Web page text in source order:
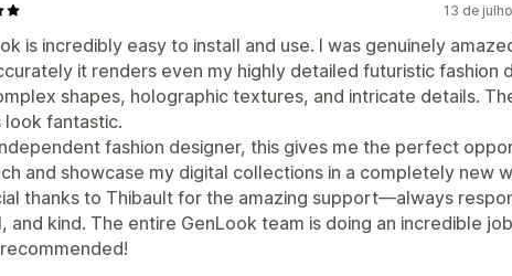
13 de
is incredibly easy to install and use. I was genuinely
it renders even my highly detailed futuristic fashion
shapes, holographic textures, and intricate details.
look fantastic.
fashion designer, this gives me the perfect
and showcase my digital collections in a completely new
thanks to Thibault for the amazing support—always
and kind. The entire GenLook team is doing an incredible